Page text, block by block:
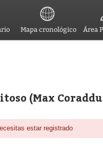
Mapa cronológico Área
(Max
estar registrado